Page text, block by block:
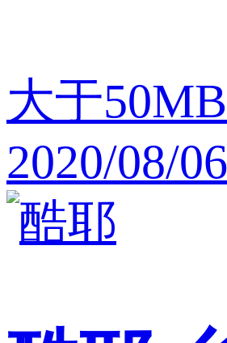
大于50MB
2020/08/06